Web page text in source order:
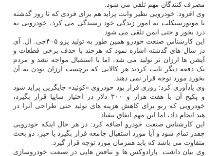
مصرف کنندگان مهم تلقی می شود.
وی افزود: خودرویی نظیر وانت پراید هم برای فردی که تا روز گذشته
با موتورسیکلت به امور زندگی خود رسیدگی می کرد، خودرویی به
درد بخور و حتی ایمن تلقی می شود.
این کارشناس صنعت خودرو همین طور به تولید پژو ۴۰۵جی. ال. آی
در سال های گذشته اشاره نمود که هرچند با حذف برخی قطعات و
آپشن ها ارزان تر تولید می شد، اما با استقبال مواجه نشد و مردم
یک دفعه دیگر ثابت کردند هر کالایی که برچسب ارزان بودن به آن
بخورد مورد توجه قرار نمی دهند.
وی یادآوری کرد: روزی قرار بود خودروی «کوئید» جایگزین پراید شود
و پکیج آن با هفت هزار و ۳۰۰ دلار در اختیار سایپا قرار بگیرد،
خودرویی که رنو برای کاهش هزینه های تولید حتی طراحی آنرا در
هند انجام داد، اما این مهم اتفاق نیفتاد.
این کارشناس صنعت خودرو اضافه کرد: در هر حال اینکه خودرویی
چقدر تمام شود و آیا مورد استقبال جامعه قرار بگیرد یا خیر، دو بحث
متفاوت می باشد که باید همزمان مورد توجه قرار گیرد.
وی بیان داشت: پارادوکس ها و تناقض هایی در صنعت خودروسازی